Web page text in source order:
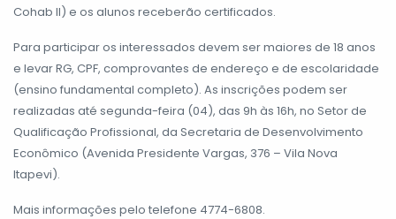
Cohab ll) e os alunos receberão certificados.
Para participar os interessados devem ser maiores de 18 anos
e levar RG, CPF, comprovantes de endereço e de escolaridade
(ensino fundamental completo). As inscrições podem ser
realizadas até segunda-feira (04), das 9h às 16h, no Setor de
Qualificação Profissional, da Secretaria de Desenvolvimento
Econômico (Avenida Presidente Vargas, 376 – Vila Nova
Itapevi).
Mais informações pelo telefone 4774-6808.